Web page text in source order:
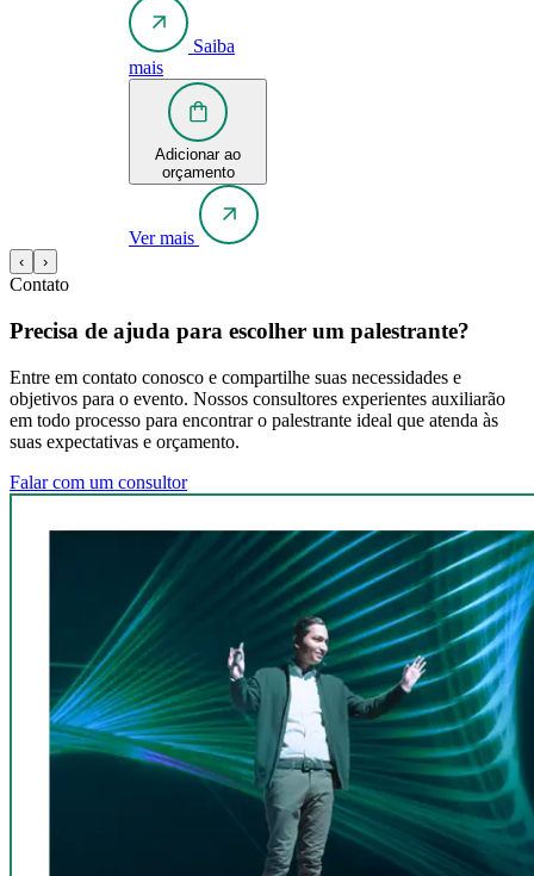
Saiba
mais
Adicionar ao
orçamento
Ver mais
‹ ›
Contato
Precisa de ajuda para escolher um palestrante?
Entre em contato conosco e compartilhe suas necessidades e
objetivos para o evento. Nossos consultores experientes auxiliarão
em todo processo para encontrar o palestrante ideal que atenda às
suas expectativas e orçamento.
Falar com um consultor